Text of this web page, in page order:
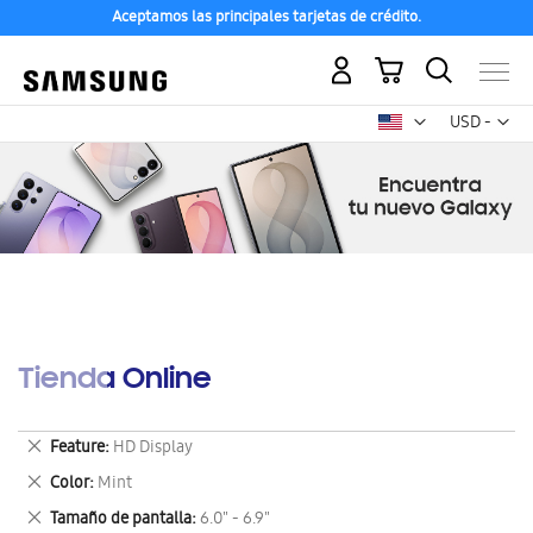
Aceptamos las principales tarjetas de crédito.
USD -
dólar
Mi carrito
Tienda Online
Feature HD Display
Eliminar
este
artículo
Color Mint
Eliminar
este
Tamaño de pantalla 6.0" - 6.9"
Eliminar